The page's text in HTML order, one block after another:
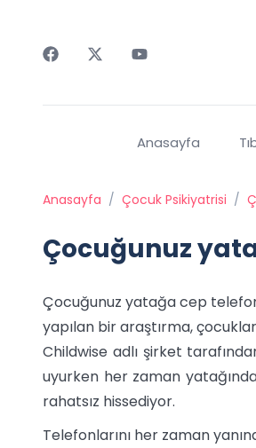
Anasayfa
Anasayfa / Çocuk Psikiyatrisi /
Çocuğunuz
Çocuğunuz yatağa cep
yapılan bir araştırma,
Childwise adlı şirket
uyurken her zaman
rahatsız hissediyor.
Telefonlarını her zaman